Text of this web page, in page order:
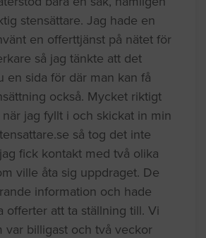
stensättare. Jag hade en
en offerttjänst på nätet för
så jag tänkte att det
en sida för där man kan få
också. Mycket riktigt
jag fyllt i och skickat in min
så tog det inte
fick kontakt med två olika
ville åta sig uppdraget. De
information och hade
offerter att ta ställning till. Vi
var billigast och två veckor